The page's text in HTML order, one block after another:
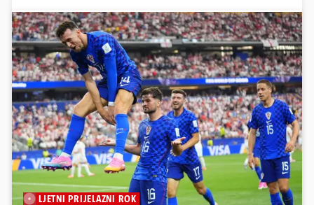
LJETNI PRIJELAZNI ROK